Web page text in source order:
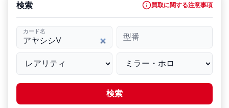
検索 買取に関する注意事項
カード名
型番
検索